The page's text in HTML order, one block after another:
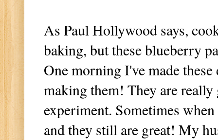
As Paul Hollywood says,
baking, but these blueberry
One morning I've made
making them! They are
experiment. Sometimes
and they still are great! My